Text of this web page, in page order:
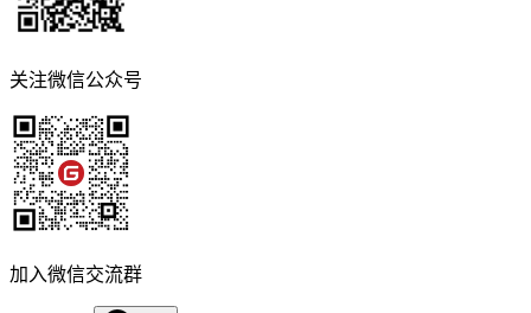
关注微信公众号
加入微信交流群